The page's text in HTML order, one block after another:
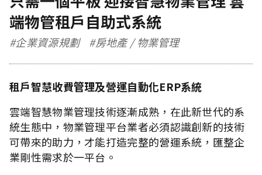
端物管租戶自助式系統
#企業資源規劃 #房地產 / 物業管理
租戶智慧收費管理及營運自動化ERP系統
雲端智慧物業管理技術逐漸成熟，在此新世代的系
統生態中，物業管理平台業者必須認識創新的技術
可帶來的助力，才能打造完整的營運系統，匯整企
業剛性需求於一平台。